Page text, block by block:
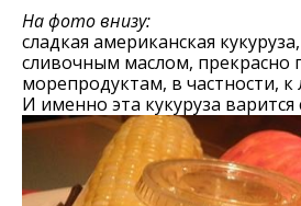
На фото внизу:
сладкая американская
сливочным маслом, прекрасно
морепродуктам, в частности, к
И именно эта кукуруза варится